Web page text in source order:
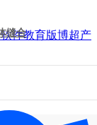
件教育版博超产
缝合